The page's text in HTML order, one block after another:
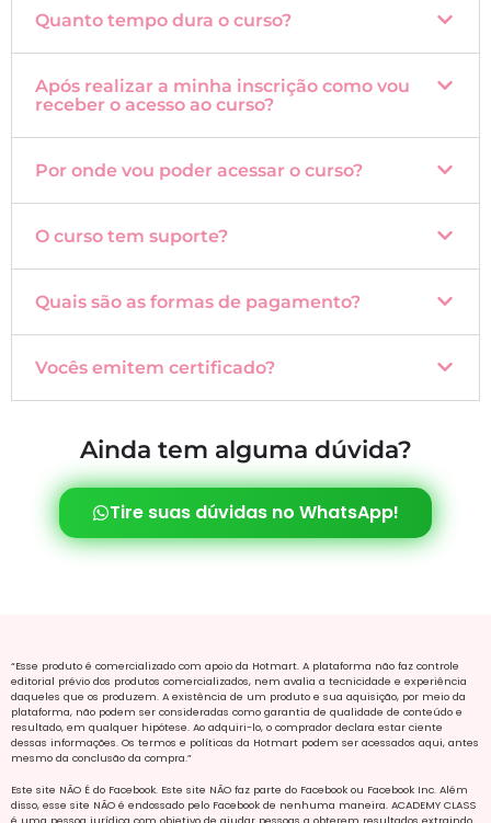
Quanto tempo dura o curso?
Após realizar a minha inscrição como vou
receber o acesso ao curso?
Por onde vou poder acessar o curso?
O curso tem suporte?
Quais são as formas de pagamento?
Vocês emitem certificado?
Ainda tem alguma dúvida?
Tire suas dúvidas no WhatsApp!
“Esse produto é comercializado com apoio da Hotmart. A plataforma não faz controle
editorial prévio dos produtos comercializados, nem avalia a tecnicidade e experiência
daqueles que os produzem. A existência de um produto e sua aquisição, por meio da
plataforma, não podem ser consideradas como garantia de qualidade de conteúdo e
resultado, em qualquer hipótese. Ao adquiri-lo, o comprador declara estar ciente
dessas informações. Os termos e políticas da Hotmart podem ser acessados aqui, antes
mesmo da conclusão da compra.”
Este site NÃO É do Facebook. Este site NÃO faz parte do Facebook ou Facebook Inc. Além
disso, esse site NÃO é endossado pelo Facebook de nenhuma maneira. ACADEMY CLASS
é uma pessoa jurídica com objetivo de ajudar pessoas a obterem resultados extraindo